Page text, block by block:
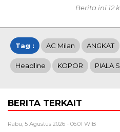
Berita ini 12
Tag : AC Milan ANGKAT
Headline KOPOR PIALA
BERITA TERKAIT
Rabu, 5 Agustus 2026 - 06:01 WIB